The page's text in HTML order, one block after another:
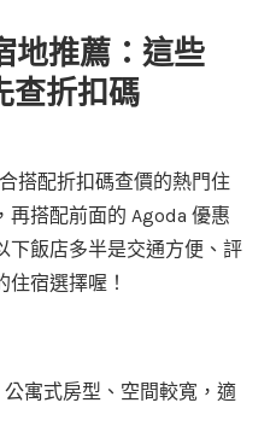
地推薦：這些
查折扣碼
搭配折扣碼查價的熱門住
再搭配前面的 Agoda 優惠
下飯店多半是交通方便、評
宿選擇喔！
公寓式房型、空間較寬，適